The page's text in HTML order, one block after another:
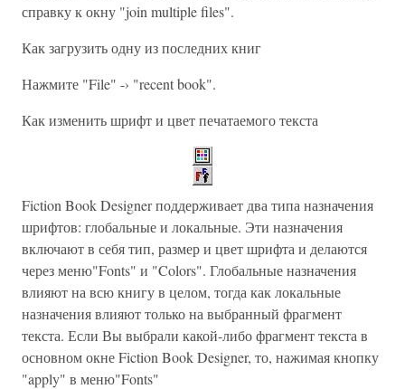
справку к окну "join multiple files".
Как загрузить одну из последних книг
Нажмите "File" -› "recent book".
Как изменить шрифт и цвет печатаемого текста
Fiction Book Designer поддерживает два типа назначения
шрифтов: глобальные и локальные. Эти назначения
включают в себя тип, размер и цвет шрифта и делаются
через меню"Fonts" и "Colors". Глобальные назначения
влияют на всю книгу в целом, тогда как локальные
назначения влияют только на выбранный фрагмент
текста. Если Вы выбрали какой-либо фрагмент текста в
основном окне Fiction Book Designer, то, нажимая кнопку
"apply" в меню"Fonts"